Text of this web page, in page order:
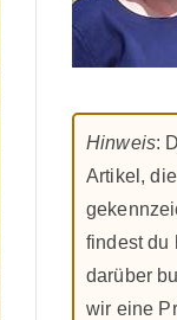
Hinweis:
Artikel,
findest du
darüber
wir eine